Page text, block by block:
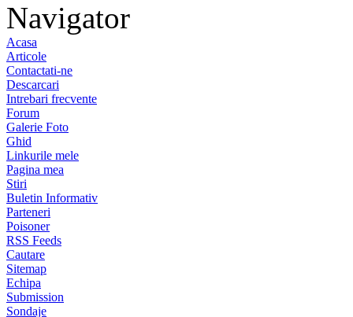
Navigator
Acasa
Articole
Contactati-ne
Descarcari
Intrebari frecvente
Forum
Galerie Foto
Ghid
Linkurile mele
Pagina mea
Stiri
Buletin Informativ
Parteneri
Poisoner
RSS Feeds
Cautare
Sitemap
Echipa
Submission
Sondaje